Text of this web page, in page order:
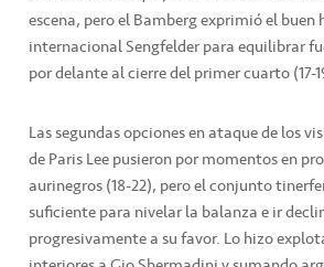
escena, pero el Bamberg exprimió el buen
internacional Sengfelder para equilibrar
por delante al cierre del primer cuarto (17-
Las segundas opciones en ataque de los
de Paris Lee pusieron por momentos en
aurinegros (18-22), pero el conjunto
suficiente para nivelar la balanza e ir
progresivamente a su favor. Lo hizo